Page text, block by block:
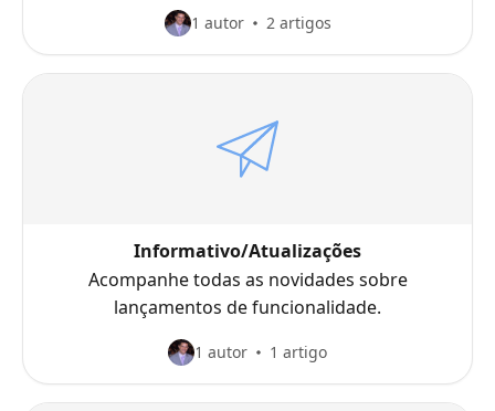
1 autor 2 artigos
Informativo/Atualizações
Acompanhe todas as novidades sobre
lançamentos de funcionalidade.
1 autor 1 artigo